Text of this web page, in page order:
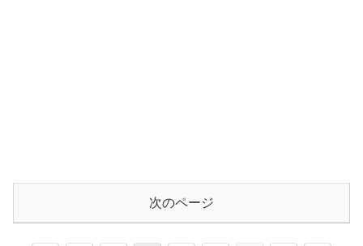
次のページ